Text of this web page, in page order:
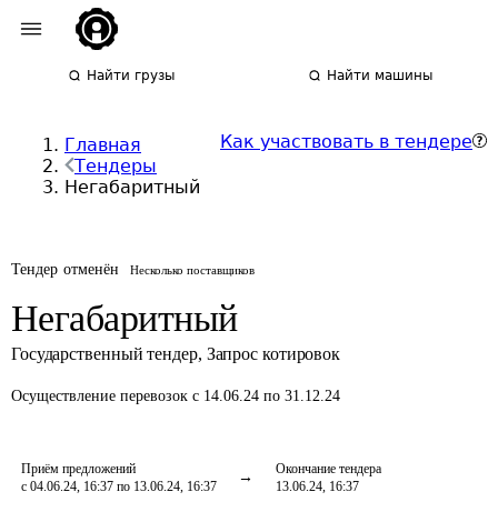
Найти грузы Найти машины
Главная
Тендеры
Негабаритный
Как участвовать в тендере
Тендер отменён Несколько поставщиков
Негабаритный
Государственный тендер, Запрос котировок
Осуществление перевозок с 14.06.24 по 31.12.24
Приём предложений
с 04.06.24, 16:37 по 13.06.24, 16:37
Окончание тендера
13.06.24, 16:37